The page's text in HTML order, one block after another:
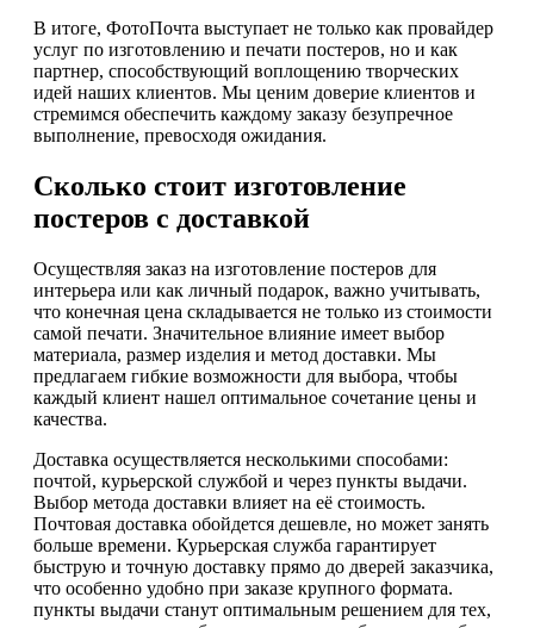
В итоге, ФотоПочта выступает не только как провайдер
услуг по изготовлению и печати постеров, но и как
партнер, способствующий воплощению творческих
идей наших клиентов. Мы ценим доверие клиентов и
стремимся обеспечить каждому заказу безупречное
выполнение, превосходя ожидания.
Сколько стоит изготовление
постеров с доставкой
Осуществляя заказ на изготовление постеров для
интерьера или как личный подарок, важно учитывать,
что конечная цена складывается не только из стоимости
самой печати. Значительное влияние имеет выбор
материала, размер изделия и метод доставки. Мы
предлагаем гибкие возможности для выбора, чтобы
каждый клиент нашел оптимальное сочетание цены и
качества.
Доставка осуществляется несколькими способами:
почтой, курьерской службой и через пункты выдачи.
Выбор метода доставки влияет на её стоимость.
Почтовая доставка обойдется дешевле, но может занять
больше времени. Курьерская служба гарантирует
быструю и точную доставку прямо до дверей заказчика,
что особенно удобно при заказе крупного формата.
пункты выдачи станут оптимальным решением для тех,